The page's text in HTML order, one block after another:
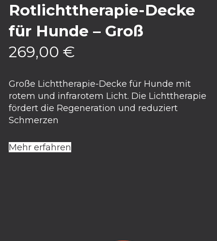
Rotlichttherapie-Decke
für Hunde – Groß
269,00 €
Große Lichttherapie-Decke für Hunde mit
rotem und infrarotem Licht. Die Lichttherapie
fördert die Regeneration und reduziert
Schmerzen
Mehr erfahren